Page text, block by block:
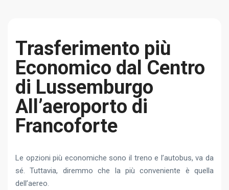
Trasferimento più
Economico dal Centro
di Lussemburgo
All’aeroporto di
Francoforte
Le opzioni più economiche sono il treno e l’autobus, va da
sé. Tuttavia, diremmo che la più conveniente è quella
dell’aereo.